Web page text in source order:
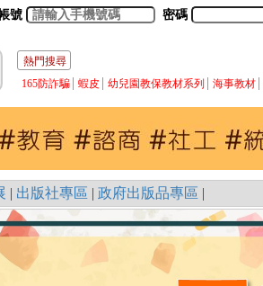
號 密碼
熱門搜尋
165防詐騙
蝦皮 幼兒園教保教材系列 海事教材
| 出版社專區 | 政府出版品專區 |